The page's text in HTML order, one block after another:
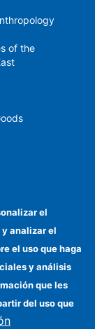
of the
el
analizar el
el uso que haga
y análisis
que les
del uso que